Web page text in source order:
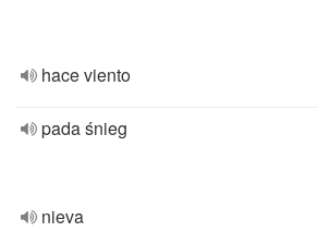
hace viento
pada śnieg
nieva